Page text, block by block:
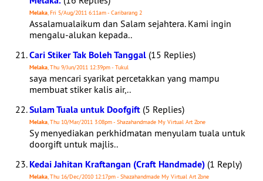
Melaka, Fri 5/Aug/2011 6:11am - Caribarang 2
Assalamualaikum dan Salam sejahtera. Kami ingin
mengalu-alukan kepada..
Cari Stiker Tak Boleh Tanggal (15 Replies)
Melaka, Thu 9/Jun/2011 12:39pm - Tukul
saya mencari syarikat percetakkan yang mampu
membuat stiker kalis air,..
Sulam Tuala untuk Doofgift (5 Replies)
Melaka, Thu 10/Mar/2011 3:08pm - Shazahandmade My Virtual Art Zone
Sy menyediakan perkhidmatan menyulam tuala untuk
doorgift untuk majlis..
Kedai Jahitan Kraftangan (Craft Handmade) (1 Reply)
Melaka, Thu 16/Dec/2010 12:17pm - Shazahandmade My Virtual Art Zone